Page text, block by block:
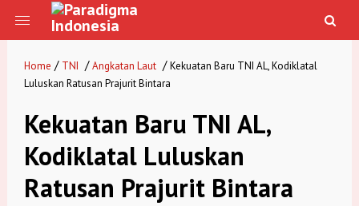
Home / TNI / Angkatan Laut / Kekuatan Baru TNI AL, Kodiklatal
Luluskan Ratusan Prajurit Bintara
Kekuatan Baru TNI AL,
Kodiklatal Luluskan
Ratusan Prajurit Bintara